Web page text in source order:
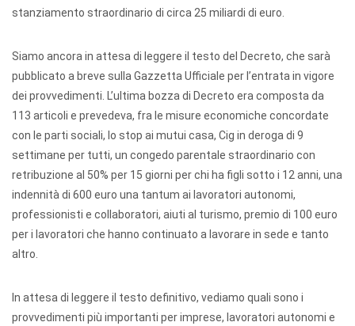
stanziamento straordinario di circa 25 miliardi di euro.
Siamo ancora in attesa di leggere il testo del Decreto, che sarà
pubblicato a breve sulla Gazzetta Ufficiale per l’entrata in vigore
dei provvedimenti. L’ultima bozza di Decreto era composta da
113 articoli e prevedeva, fra le misure economiche concordate
con le parti sociali, lo stop ai mutui casa, Cig in deroga di 9
settimane per tutti, un congedo parentale straordinario con
retribuzione al 50% per 15 giorni per chi ha figli sotto i 12 anni, una
indennità di 600 euro una tantum ai lavoratori autonomi,
professionisti e collaboratori, aiuti al turismo, premio di 100 euro
per i lavoratori che hanno continuato a lavorare in sede e tanto
altro.
In attesa di leggere il testo definitivo, vediamo quali sono i
provvedimenti più importanti per imprese, lavoratori autonomi e